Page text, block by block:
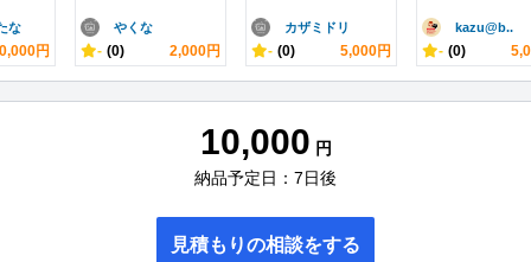
な
円
やくな
- (0) 2,000円
カザミドリ
- (0) 5,000円
kazu@b..
- (0)
10,000 円
納品予定日：7日後
見積もりの相談をする